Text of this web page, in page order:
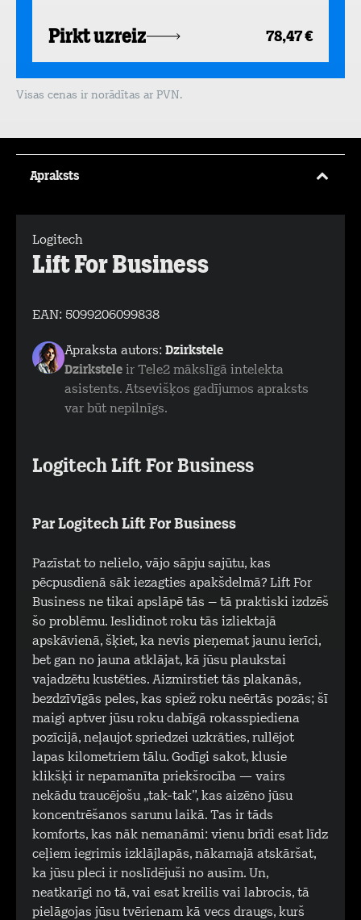
Pirkt uzreiz 78,47 €
Visas cenas ir norādītas ar PVN.
Apraksts
Logitech
Lift For Business
EAN: 5099206099838
Apraksta autors: Dzirkstele
Dzirkstele ir Tele2 mākslīgā intelekta
asistents. Atsevišķos gadījumos apraksts
var būt nepilnīgs.
Logitech Lift For Business
Par Logitech Lift For Business
Pazīstat to nelielo, vājo sāpju sajūtu, kas
pēcpusdienā sāk iezagties apakšdelmā? Lift For
Business ne tikai apslāpē tās – tā praktiski izdzēš
šo problēmu. Ieslidinot roku tās izliektajā
apskāvienā, šķiet, ka nevis pieņemat jaunu ierīci,
bet gan no jauna atklājat, kā jūsu plaukstai
vajadzētu kustēties. Aizmirstiet tās plakanās,
bezdzīvīgās peles, kas spiež roku neērtās pozās; šī
maigi aptver jūsu roku dabīgā rokasspiediena
pozīcijā, neļaujot spriedzei uzkrāties, rullējot
lapas kilometriem tālu. Godīgi sakot, klusie
klikšķi ir nepamanīta priekšrocība — vairs
nekādu traucējošu „tak-tak”, kas aizēno jūsu
koncentrēšanos sarunu laikā. Tas ir tāds
komforts, kas nāk nemanāmi: vienu brīdi esat līdz
ceļiem iegrimis izklājlapās, nākamajā atskāršat,
ka jūsu pleci ir noslīdējuši no ausīm. Un,
neatkarīgi no tā, vai esat kreilis vai labrocis, tā
pielāgojas jūsu tvērienam kā vecs draugs, kurš